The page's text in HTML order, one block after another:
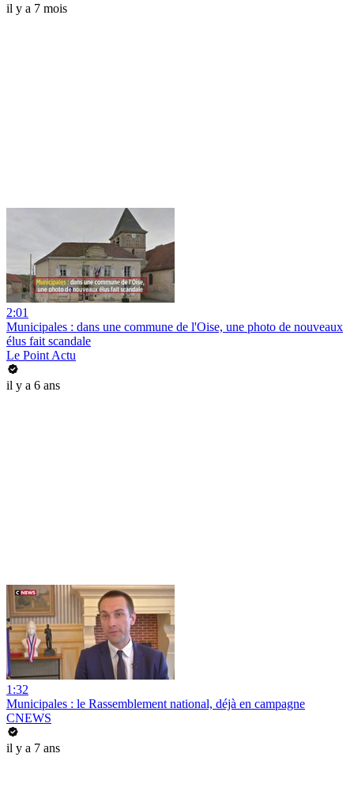
il y a 7 mois
2:01
Municipales : dans une commune de l'Oise, une photo de nouveaux
élus fait scandale
Le Point Actu
il y a 6 ans
1:32
Municipales : le Rassemblement national, déjà en campagne
CNEWS
il y a 7 ans